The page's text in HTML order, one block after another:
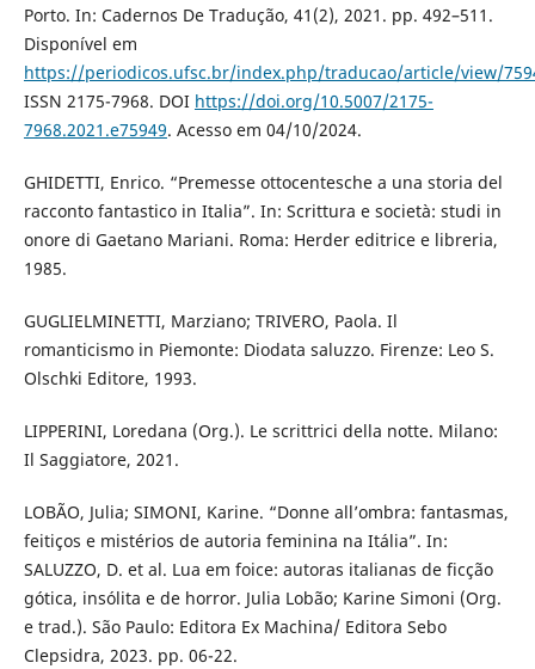
Porto. In: Cadernos De Tradução, 41(2), 2021. pp. 492–511.
Disponível em
https://periodicos.ufsc.br/index.php/traducao/article/view/
ISSN 2175-7968. DOI https://doi.org/10.5007/2175-
7968.2021.e75949. Acesso em 04/10/2024.
GHIDETTI, Enrico. “Premesse ottocentesche a una storia del
racconto fantastico in Italia”. In: Scrittura e società: studi in
onore di Gaetano Mariani. Roma: Herder editrice e libreria,
1985.
GUGLIELMINETTI, Marziano; TRIVERO, Paola. Il
romanticismo in Piemonte: Diodata saluzzo. Firenze: Leo S.
Olschki Editore, 1993.
LIPPERINI, Loredana (Org.). Le scrittrici della notte. Milano:
Il Saggiatore, 2021.
LOBÃO, Julia; SIMONI, Karine. “Donne all’ombra: fantasmas,
feitiços e mistérios de autoria feminina na Itália”. In:
SALUZZO, D. et al. Lua em foice: autoras italianas de ficção
gótica, insólita e de horror. Julia Lobão; Karine Simoni (Org.
e trad.). São Paulo: Editora Ex Machina/ Editora Sebo
Clepsidra, 2023. pp. 06-22.